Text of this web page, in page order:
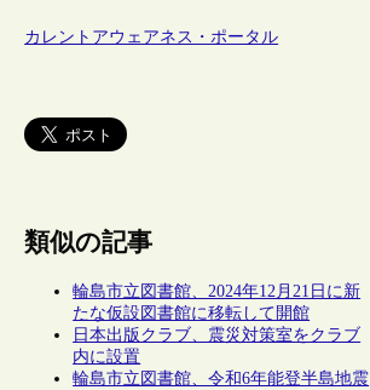
カレントアウェアネス・ポータル
類似の記事
輪島市立図書館、2024年12月21日に新
たな仮設図書館に移転して開館
日本出版クラブ、震災対策室をクラブ
内に設置
輪島市立図書館、令和6年能登半島地震